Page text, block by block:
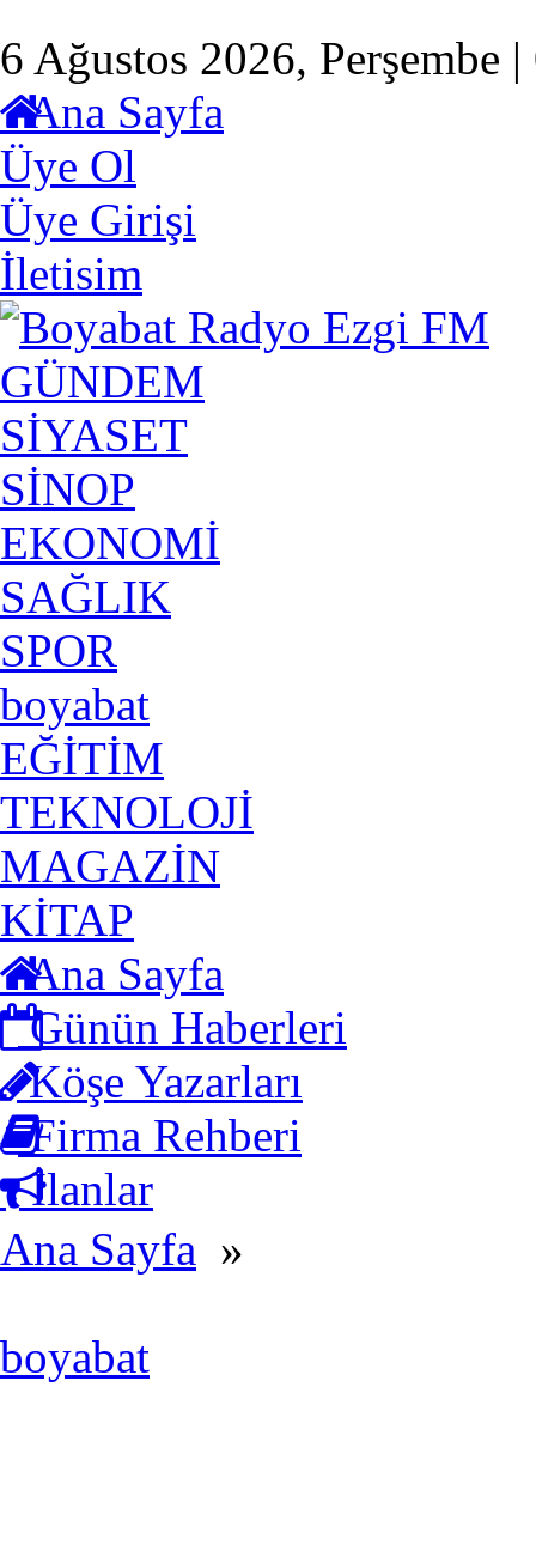
6 Ağustos 2026, Perşembe
Ana Sayfa
Üye Ol
Üye Girişi
İletisim
GÜNDEM
SİYASET
SİNOP
EKONOMİ
SAĞLIK
SPOR
boyabat
EĞİTİM
TEKNOLOJİ
MAGAZİN
KİTAP
Ana Sayfa
Günün Haberleri
Köşe Yazarları
Firma Rehberi
İlanlar
Ana Sayfa »
boyabat